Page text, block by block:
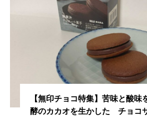
【無印チョコ特集】苦味と酸味
酵のカカオを生かした チョコ